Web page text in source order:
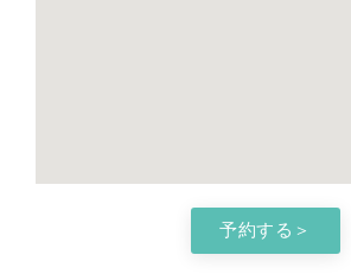
予約する＞